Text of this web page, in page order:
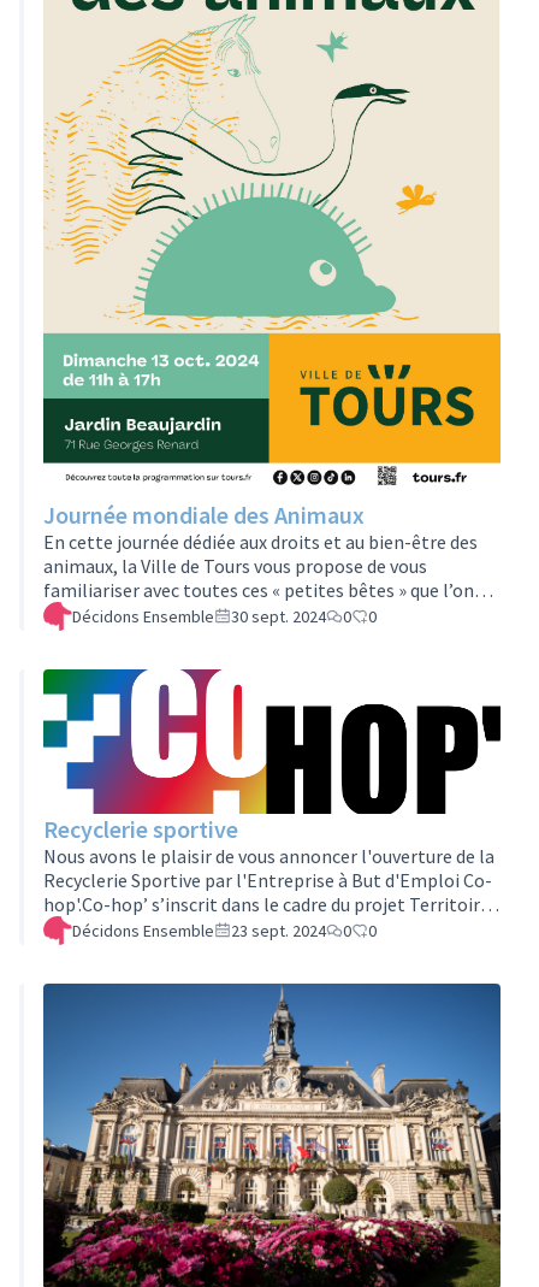
Journée mondiale des Animaux
En cette journée dédiée aux droits et au bien-être des
animaux, la Ville de Tours vous propose de vous
familiariser avec toutes ces « petites bêtes » que l’on
croise en ville. Cette année, rendez-vous au Jardin
Beaujardin, le dimanche 13 octobre 2024 de 11h à
tout genre : que ce soit ceux que l’on désire et que l’on
accueille bien volontiers avec plaisir aussi bien que les
animaux moins désirables avec lesquels il faut vivre.Des
ateliers, anima…
Décidons Ensemble 30 sept. 2024 0 0
Recyclerie sportive
Nous avons le plaisir de vous annoncer l'ouverture de la
Recyclerie Sportive par l'Entreprise à But d'Emploi Co-
hop'.Co-hop’ s’inscrit dans le cadre du projet Territoire
Zéro Chômeur de Longue Durée (TZCLD). Notre objectif
: créer des emplois supplémentaires en promouvant
personnes privées durablement d’emploi.A travers la
Recyclerie Sportive nous travaillons à donner une
deuxième vie aux équipements sportifs et promouvoir
ainsi un mode de consommat…
Décidons Ensemble 23 sept. 2024 0 0